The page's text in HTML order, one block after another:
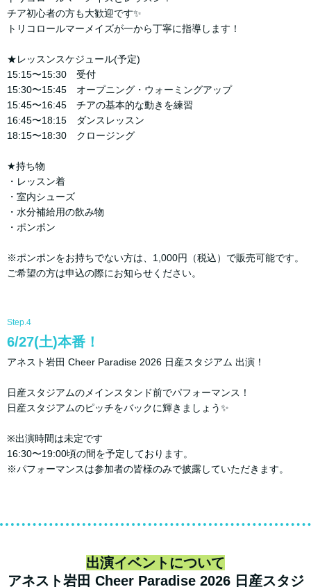
チア初心者の方も大歓迎です✨
トリコロールマーメイズが一から丁寧に指導します！
★レッスンスケジュール(予定)
15:15〜15:30 受付
15:30〜15:45 オープニング・ウォーミングアップ
15:45〜16:45 チアの基本的な動きを練習
16:45〜18:15 ダンスレッスン
18:15〜18:30 クロージング
★持ち物
・レッスン着
・室内シューズ
・水分補給用の飲み物
・ポンポン
※ポンポンをお持ちでない方は、1,000円（税込）で販売可能です。
ご希望の方は申込の際にお知らせください。
Step.4
6/27(土)本番！
アネスト岩田 Cheer Paradise 2026 日産スタジアム 出演！
日産スタジアムのメインスタンド前でパフォーマンス！
日産スタジアムのピッチをバックに輝きましょう✨
※出演時間は未定です
16:30〜19:00頃の間を予定しております。
※パフォーマンスは参加者の皆様のみで披露していただきます。
出演イベントについて
アネスト岩田 Cheer Paradise 2026 日産スタジ